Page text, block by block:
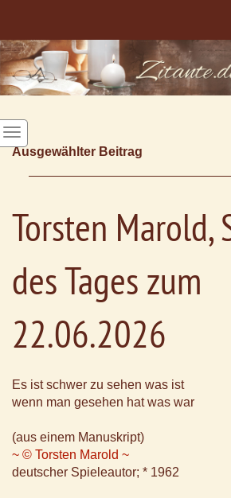
Ausgewählter Beitrag
Torsten Marold,
des Tages zum
22.06.2026
Es ist schwer zu sehen was ist
wenn man gesehen hat was war
(aus einem Manuskript)
~ © Torsten Marold ~
deutscher Spieleautor; * 1962